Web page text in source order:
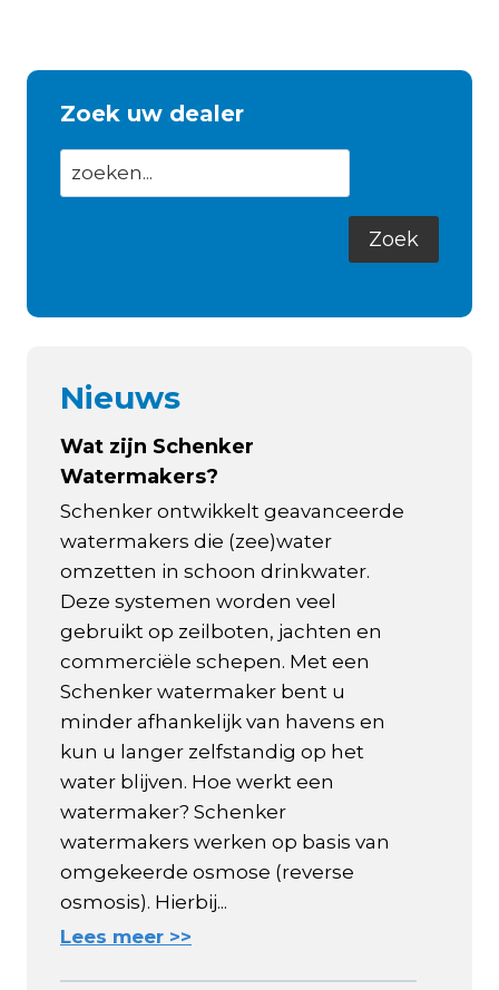
Zoek uw dealer
Nieuws
Wat zijn Schenker
Watermakers?
Schenker ontwikkelt geavanceerde
watermakers die (zee)water
omzetten in schoon drinkwater.
Deze systemen worden veel
gebruikt op zeilboten, jachten en
commerciële schepen. Met een
Schenker watermaker bent u
minder afhankelijk van havens en
kun u langer zelfstandig op het
water blijven. Hoe werkt een
watermaker? Schenker
watermakers werken op basis van
omgekeerde osmose (reverse
osmosis). Hierbij...
Lees meer >>